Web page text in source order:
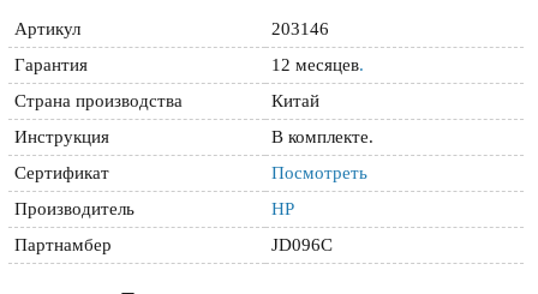
Артикул
203146
Гарантия
12 месяцев.
Страна производства
Китай
Инструкция
В комплекте.
Сертификат
Посмотреть
Производитель
HP
Партнамбер
JD096C